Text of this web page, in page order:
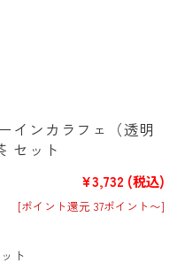
インカラフェ（透明
セット
¥3,732 (税込)
[ポイント還元 37ポイント〜]
ト